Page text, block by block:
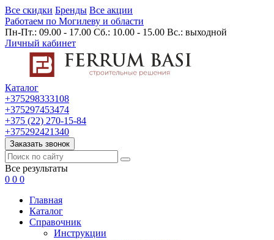
Все скидки Бренды Все акции
Работаем по Могилеву и области
Пн-Пт.: 09.00 - 17.00 Сб.: 10.00 - 15.00 Вс.: выходной
Личный кабинет
Каталог
+375298333108
+375297453474
+375 (22) 270-15-84
+375292421340
Заказать звонок
Все результаты
0 0 0
Главная
Каталог
Cправочник
Инструкции